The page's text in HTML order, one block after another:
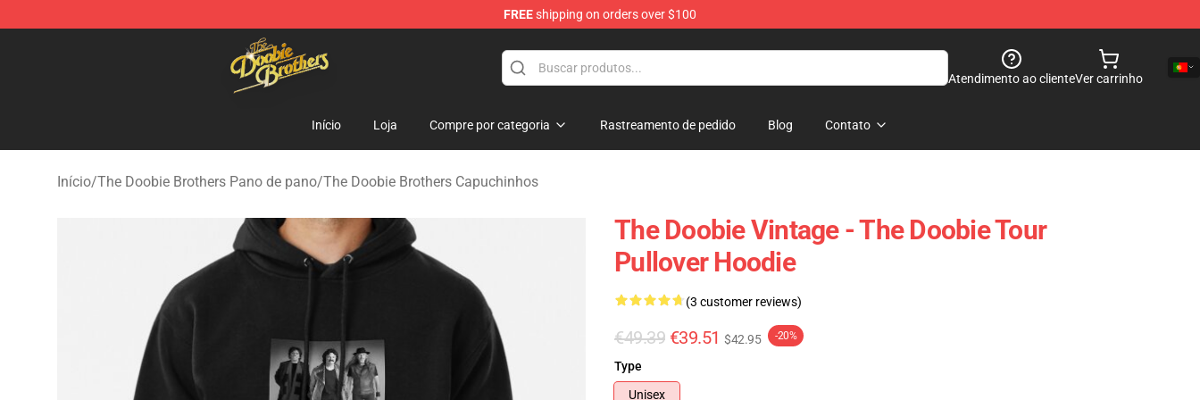
FREEshipping on orders over $100
The Doobie Brothers Store - Official The Doobie Brothers Merchandise Shop
Atendimento ao clienteVer carrinho
Início Loja Compre por categoria Rastreamento de pedido Blog Contato
Início/The Doobie Brothers Pano de pano/The Doobie Brothers Capuchinhos
The Doobie Vintage - The Doobie Tour
Pullover Hoodie
(3 customer reviews)
€49.39 €39.51 $42.95 -20%
Type
Unisex